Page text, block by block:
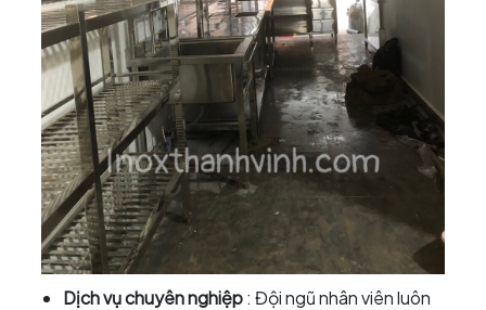
Dịch vụ chuyên nghiệp: Đội ngũ nhân viên luôn